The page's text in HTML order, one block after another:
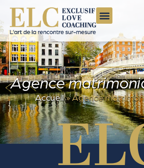
Agence
Accueil»Agence